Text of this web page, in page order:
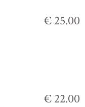
€ 25.00
€ 22.00